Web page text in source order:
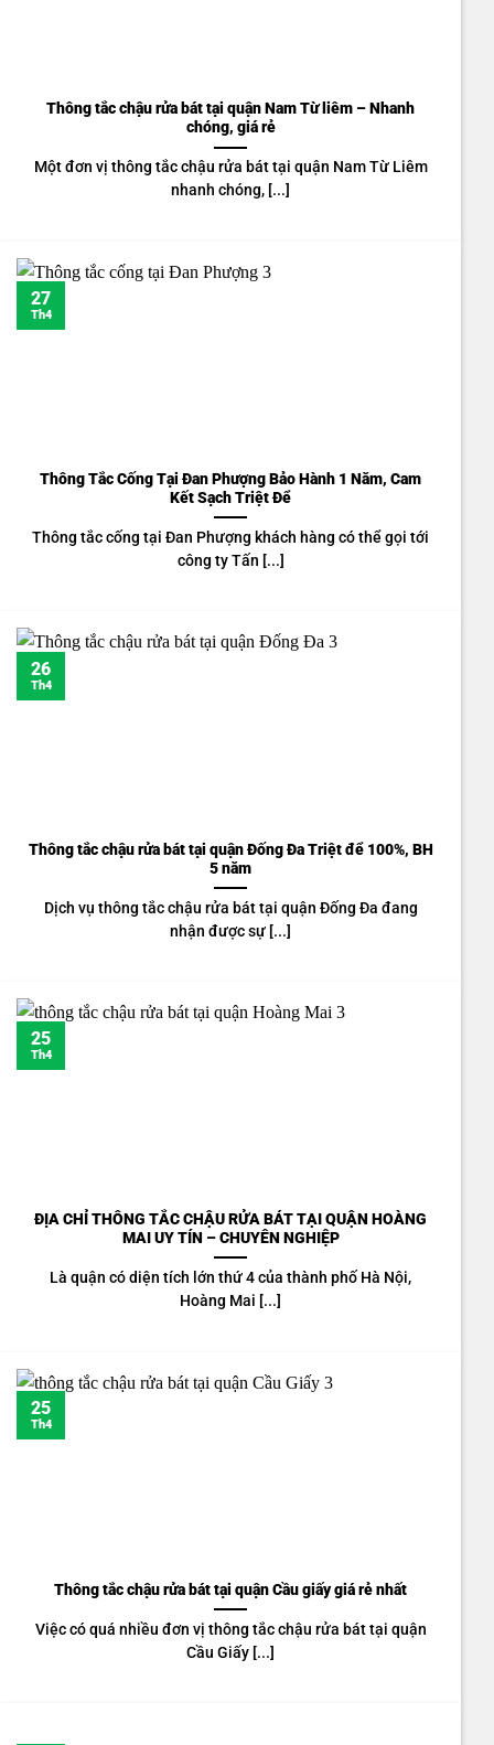
Thông tắc chậu rửa bát tại quận Nam Từ liêm – Nhanh
chóng, giá rẻ
Một đơn vị thông tắc chậu rửa bát tại quận Nam Từ Liêm
nhanh chóng, [...]
Thông Tắc Cống Tại Đan Phượng Bảo Hành 1 Năm, Cam
Kết Sạch Triệt Để
Thông tắc cống tại Đan Phượng khách hàng có thể gọi tới
công ty Tấn [...]
27
Th4
Thông tắc chậu rửa bát tại quận Đống Đa Triệt để 100%, BH
5 năm
Dịch vụ thông tắc chậu rửa bát tại quận Đống Đa đang
nhận được sự [...]
26
Th4
ĐỊA CHỈ THÔNG TẮC CHẬU RỬA BÁT TẠI QUẬN HOÀNG
MAI UY TÍN – CHUYÊN NGHIỆP
Là quận có diện tích lớn thứ 4 của thành phố Hà Nội,
Hoàng Mai [...]
25
Th4
Thông tắc chậu rửa bát tại quận Cầu giấy giá rẻ nhất
Việc có quá nhiều đơn vị thông tắc chậu rửa bát tại quận
Cầu Giấy [...]
25
Th4